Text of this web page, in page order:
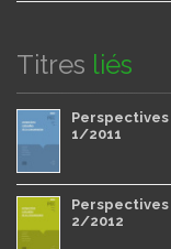
Titres liés
1/2011
2/2012